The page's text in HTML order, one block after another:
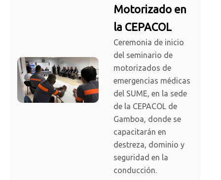
Motorizado en
la CEPACOL
Ceremonia de inicio
del seminario de
motorizados de
emergencias médicas
del SUME, en la sede
de la CEPACOL de
Gamboa, donde se
capacitarán en
destreza, dominio y
seguridad en la
conducción.